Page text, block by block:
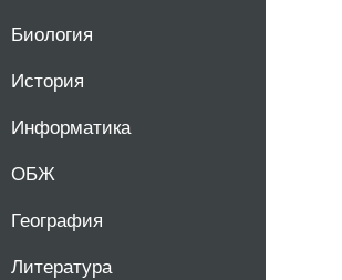
Биология
История
Информатика
ОБЖ
География
Литература